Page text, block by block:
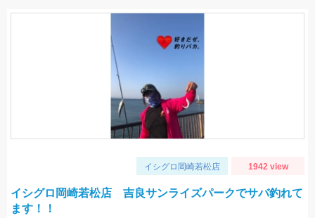
イシグロ岡崎若松店 1942 view
イシグロ岡崎若松店 吉良サンライズパークでサバ釣れて
ます！！